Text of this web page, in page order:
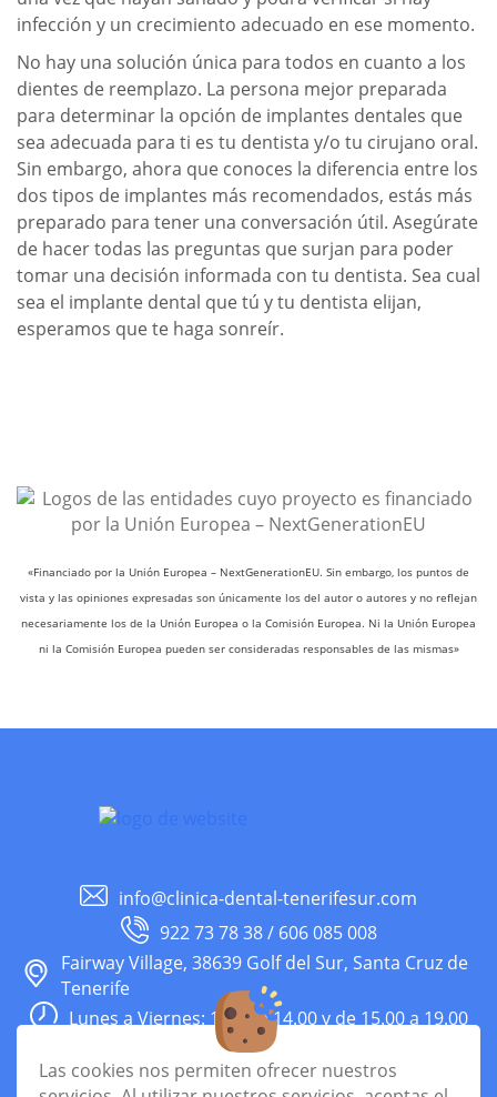
Las cookies nos permiten ofrecer nuestros
infección y un crecimiento adecuado en ese momento.
No hay una solución única para todos en cuanto a los
dientes de reemplazo. La persona mejor preparada
para determinar la opción de implantes dentales que
sea adecuada para ti es tu dentista y/o tu cirujano oral.
Sin embargo, ahora que conoces la diferencia entre los
dos tipos de implantes más recomendados, estás más
preparado para tener una conversación útil. Asegúrate
de hacer todas las preguntas que surjan para poder
tomar una decisión informada con tu dentista. Sea cual
sea el implante dental que tú y tu dentista elijan,
esperamos que te haga sonreír.
«Financiado por la Unión Europea – NextGenerationEU. Sin embargo, los puntos de
vista y las opiniones expresadas son únicamente los del autor o autores y no reflejan
necesariamente los de la Unión Europea o la Comisión Europea. Ni la Unión Europea
ni la Comisión Europea pueden ser consideradas responsables de las mismas»
info@clinica-dental-tenerifesur.com
922 73 78 38 / 606 085 008
Fairway Village, 38639 Golf del Sur, Santa Cruz de
Tenerife
Lunes a Viernes: 10.00 a 14.00 y de 15.00 a 19.00
Facebook